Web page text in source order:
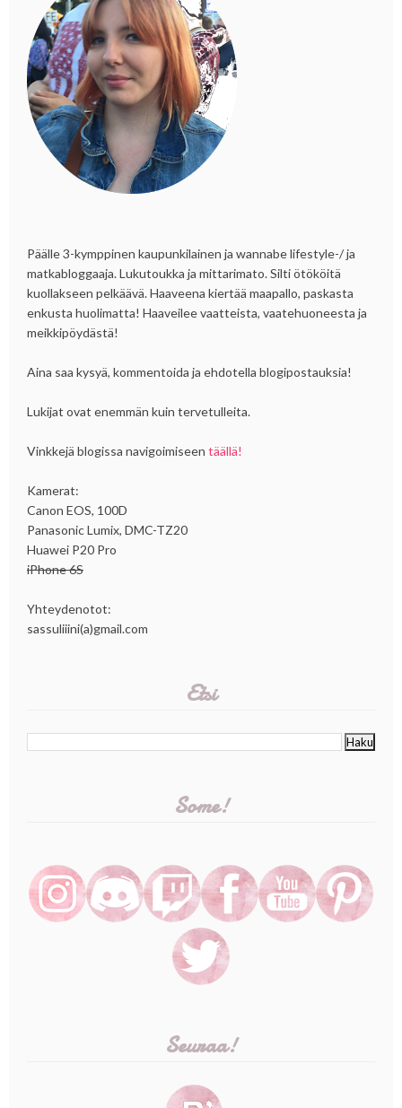
Päälle 3-kymppinen kaupunkilainen ja wannabe lifestyle-/ ja
matkabloggaaja. Lukutoukka ja mittarimato. Silti ötököitä
kuollakseen pelkäävä. Haaveena kiertää maapallo, paskasta
enkusta huolimatta! Haaveilee vaatteista, vaatehuoneesta ja
meikkipöydästä!
Aina saa kysyä, kommentoida ja ehdotella blogipostauksia!
Lukijat ovat enemmän kuin tervetulleita.
Vinkkejä blogissa navigoimiseen täällä!
Kamerat:
Canon EOS, 100D
Panasonic Lumix, DMC-TZ20
Huawei P20 Pro
iPhone 6S
Yhteydenotot:
sassuliiini(a)gmail.com
Etsi
Some!
Seuraa!